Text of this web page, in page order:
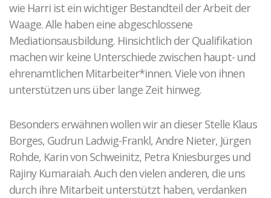
Projekte und Veranstaltungen
Gewaltprävention im Fußball
CROSSING PROTECT
Abgeschlossene Projekte
wie Harri ist ein wichtiger Bestandteil der Arbeit der
Waage. Alle haben eine abgeschlossene
Mediationsausbildung. Hinsichtlich der Qualifikation
machen wir keine Unterschiede zwischen haupt- und
ehrenamtlichen Mitarbeiter*innen. Viele von ihnen
unterstützen uns über lange Zeit hinweg.
Besonders erwähnen wollen wir an dieser Stelle Klaus
Borges, Gudrun Ladwig-Frankl, Andre Nieter, Jürgen
Rohde, Karin von Schweinitz, Petra Kniesburges und
Rajiny Kumaraiah. Auch den vielen anderen, die uns
durch ihre Mitarbeit unterstützt haben, verdanken